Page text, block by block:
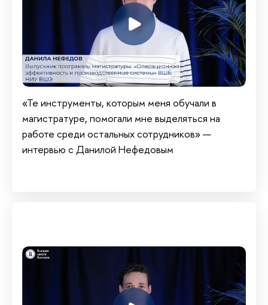
«Те инструменты, которым меня обучали в
магистратуре, помогали мне выделяться на
работе среди остальных сотрудников» —
интервью с Данилой Нефедовым